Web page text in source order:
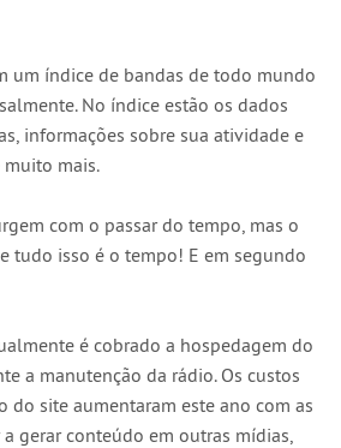
um índice de bandas de todo mundo
No índice estão os dados
informações sobre sua atividade e
muito mais.
com o passar do tempo, mas o
tudo isso é o tempo! E em segundo
é cobrado a hospedagem do
a manutenção da rádio. Os custos
do site aumentaram este ano com as
gerar conteúdo em outras mídias,